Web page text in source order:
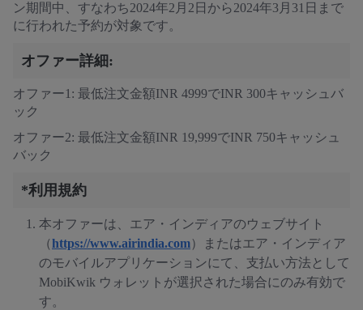
ン期間中、すなわち2024年2月2日から2024年3月31日まで
に行われた予約が対象です。
オファー詳細:
オファー1: 最低注文金額INR 4999でINR 300キャッシュバ
ック
オファー2: 最低注文金額INR 19,999でINR 750キャッシュ
バック
*利用規約
本オファーは、エア・インディアのウェブサイト
（https://www.airindia.com）またはエア・インディア
のモバイルアプリケーションにて、支払い方法として
MobiKwik ウォレットが選択された場合にのみ有効で
す。